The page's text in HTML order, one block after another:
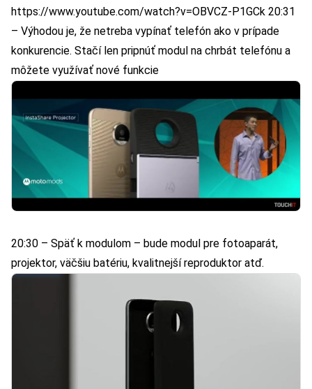
https://www.youtube.com/watch?v=OBVCZ-P1GCk 20:31
– Výhodou je, že netreba vypínať telefón ako v prípade
konkurencie. Stačí len pripnúť modul na chrbát telefónu a
môžete využívať nové funkcie
20:30 – Späť k modulom – bude modul pre fotoaparát,
projektor, väčšiu batériu, kvalitnejší reproduktor atď.